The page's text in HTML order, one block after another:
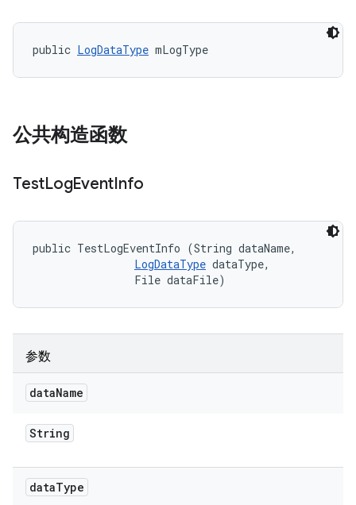
public LogDataType mLogType
公共构造函数
TestLogEventInfo
public TestLogEventInfo (String dataName,
LogDataType dataType,
                File dataFile)
参数
dataName
String
dataType